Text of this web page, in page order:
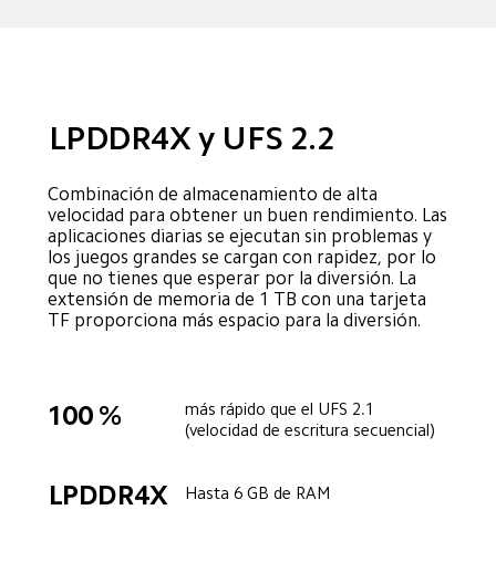
LPDDR4X y UFS 2.2
Combinación de almacenamiento de alta
velocidad para obtener un buen rendimiento. Las
aplicaciones diarias se ejecutan sin problemas y
los juegos grandes se cargan con rapidez, por lo
que no tienes que esperar por la diversión. La
extensión de memoria de 1 TB con una tarjeta
TF proporciona más espacio para la diversión.
100 %
más rápido que el UFS 2.1
(velocidad de escritura secuencial)
LPDDR4X Hasta 6 GB de RAM